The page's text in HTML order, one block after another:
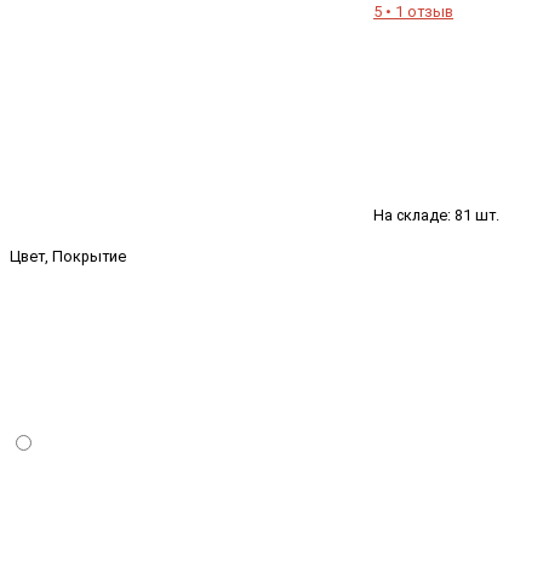
5 • 1 отзыв
На складе: 81 шт.
Цвет, Покрытие